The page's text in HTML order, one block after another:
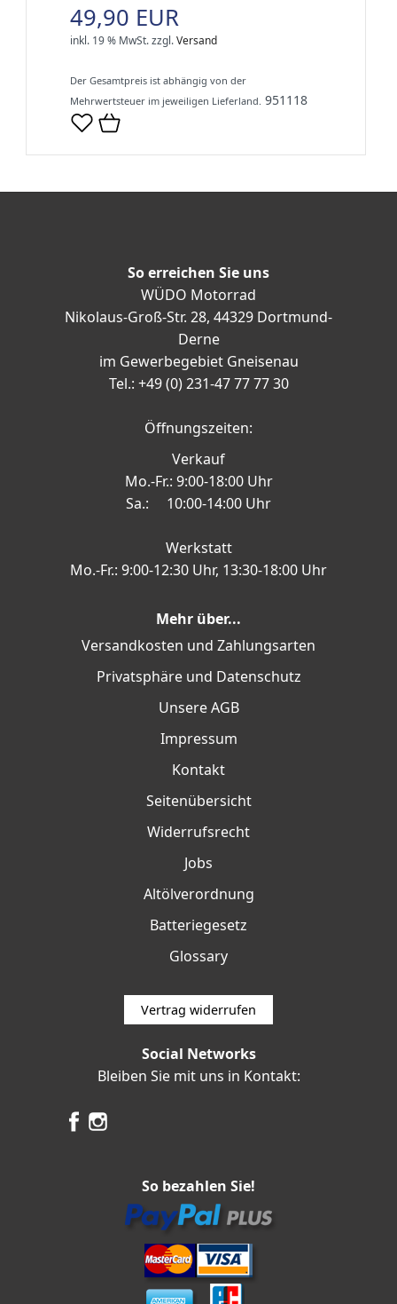
49,90 EUR
inkl. 19 % MwSt.zzgl.Versand
Der Gesamtpreis ist abhängig von der
Mehrwertsteuer im jeweiligen Lieferland. 951118
So erreichen Sie uns
WÜDO Motorrad
Nikolaus-Groß-Str. 28, 44329 Dortmund-
Derne
im Gewerbegebiet Gneisenau
Tel.: +49 (0) 231-47 77 77 30
Öffnungszeiten:
Verkauf
Mo.-Fr.: 9:00-18:00 Uhr
Sa.: 10:00-14:00 Uhr
Werkstatt
Mo.-Fr.: 9:00-12:30 Uhr, 13:30-18:00 Uhr
Mehr über...
Versandkosten und Zahlungsarten
Privatsphäre und Datenschutz
Unsere AGB
Impressum
Kontakt
Seitenübersicht
Widerrufsrecht
Jobs
Altölverordnung
Batteriegesetz
Glossary
Vertrag widerrufen
Social Networks
Bleiben Sie mit uns in Kontakt:
So bezahlen Sie!